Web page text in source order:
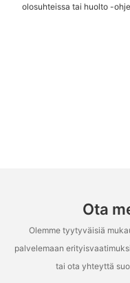
olosuhteissa tai huolto -
Ota
Olemme tyytyväisiä
palvelemaan
tai ota yhteyttä